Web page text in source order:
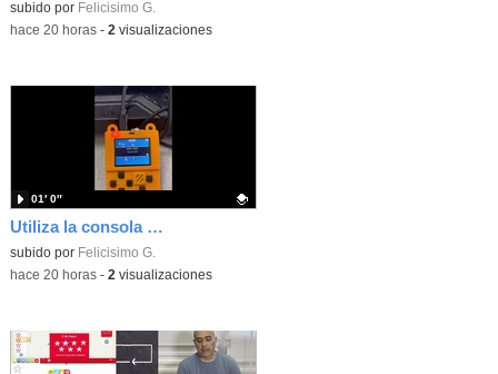
Contenido educativo.
subido por Felicisimo G.
-hace 20 horas- 2 visualizaciones
Utiliza la consola Meowbit de KIttenbot para jugar con tus programas MakeCode Arcade
Contenido educativo.
subido por Felicisimo G.
01′ 0″
-hace 20 horas- 2 visualizaciones